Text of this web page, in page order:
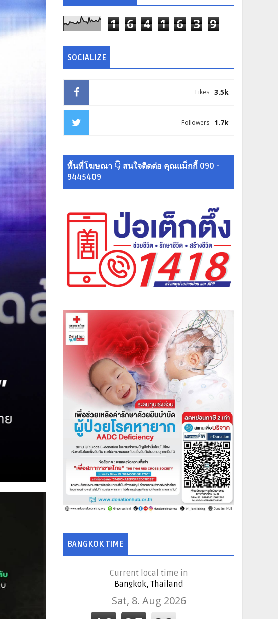
1 6 4 1 6 3 9
SOCIALIZE
3.5k
Likes
1.7k
Followers
พื้นที่โฆษณา 👇 สนใจติดต่อ คุณแม็กกี้ 090 -
9445409
BANGKOK TIME
Current local time in
Bangkok, Thailand